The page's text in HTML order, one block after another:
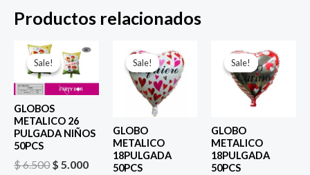
Productos relacionados
Sale!
Sale!
GLOBOS
METALICO 26
PULGADA NIÑOS
50PCS
$6.500
El
precio
original
era:
$ 6.500.
$ 5.000
El
Sale!
Sale!
GLOBO
METALICO
18PULGADA
50PCS
precio
original
era:
$ 4.000.
Sale!
Sale!
GLOBO
METALICO
18PULGADA
50PCS
precio
original
era:
$ 4.000.